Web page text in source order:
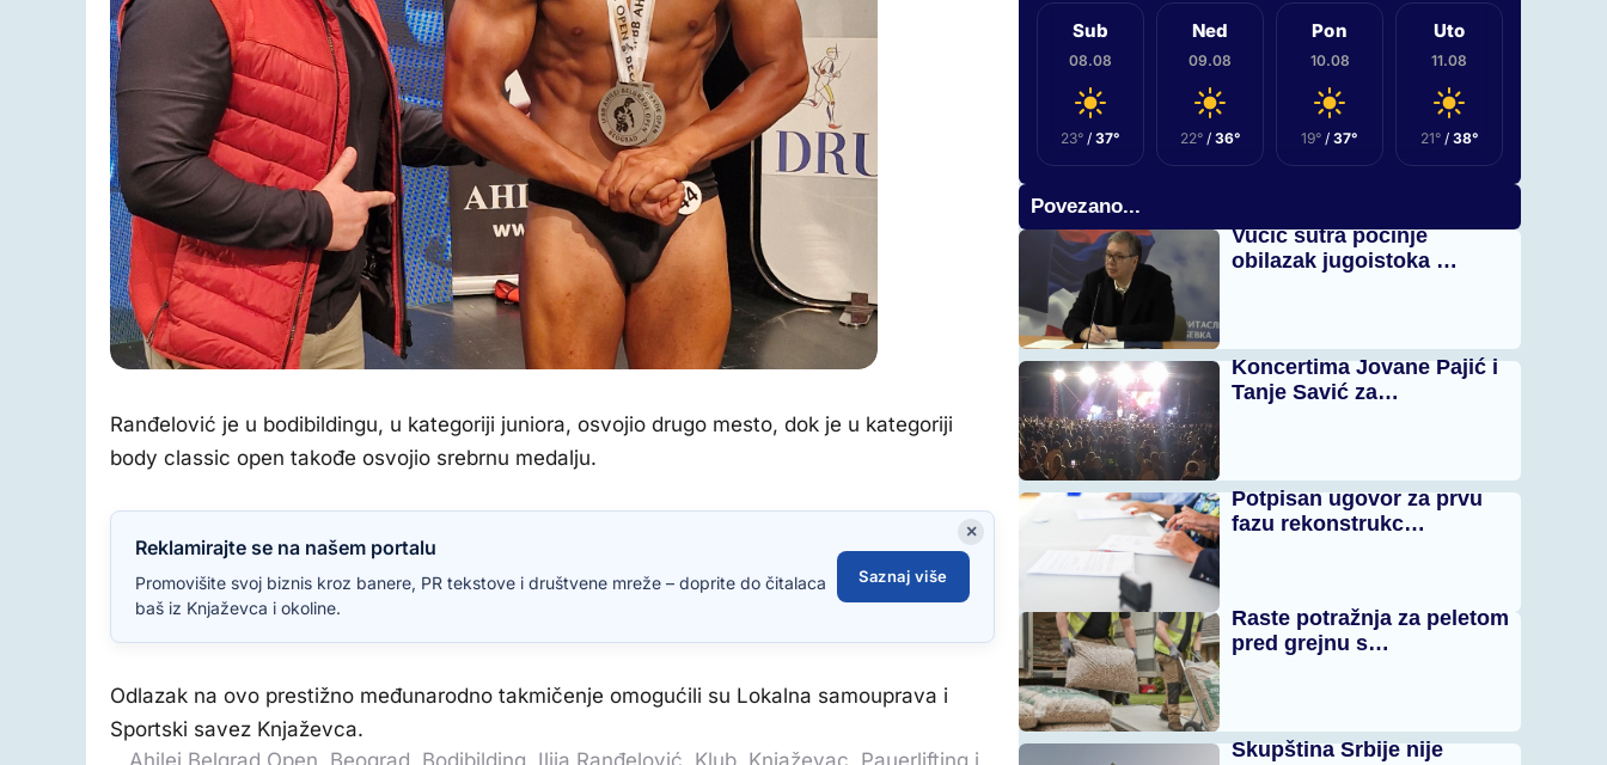
Ranđelović je u bodibildingu, u kategoriji juniora, osvojio drugo mesto, dok je u kategoriji
body classic open takođe osvojio srebrnu medalju.
×
Reklamirajte se na našem portalu
Promovišite svoj biznis kroz banere, PR tekstove i društvene mreže – doprite do čitalaca
baš iz Knjaževca i okoline.
Saznaj više
Odlazak na ovo prestižno međunarodno takmičenje omogućili su Lokalna samouprava i
Sportski savez Knjaževca.
Ahilej Belgrad Open, Beograd, Bodibilding, Ilija Ranđelović, Klub, Knjaževac, Pauerlifting i
Sub
08.08
23° / 37°
Ned
09.08
22°/ 36°
Pon
10.08
19° / 37°
Uto
11.08
21°/ 38°
Povezano...
Vučić sutra počinje
obilazak jugoistoka …
Koncertima Jovane Pajić i
Tanje Savić za…
Potpisan ugovor za prvu
fazu rekonstrukc…
Raste potražnja za peletom
pred grejnu s…
Skupština Srbije nije